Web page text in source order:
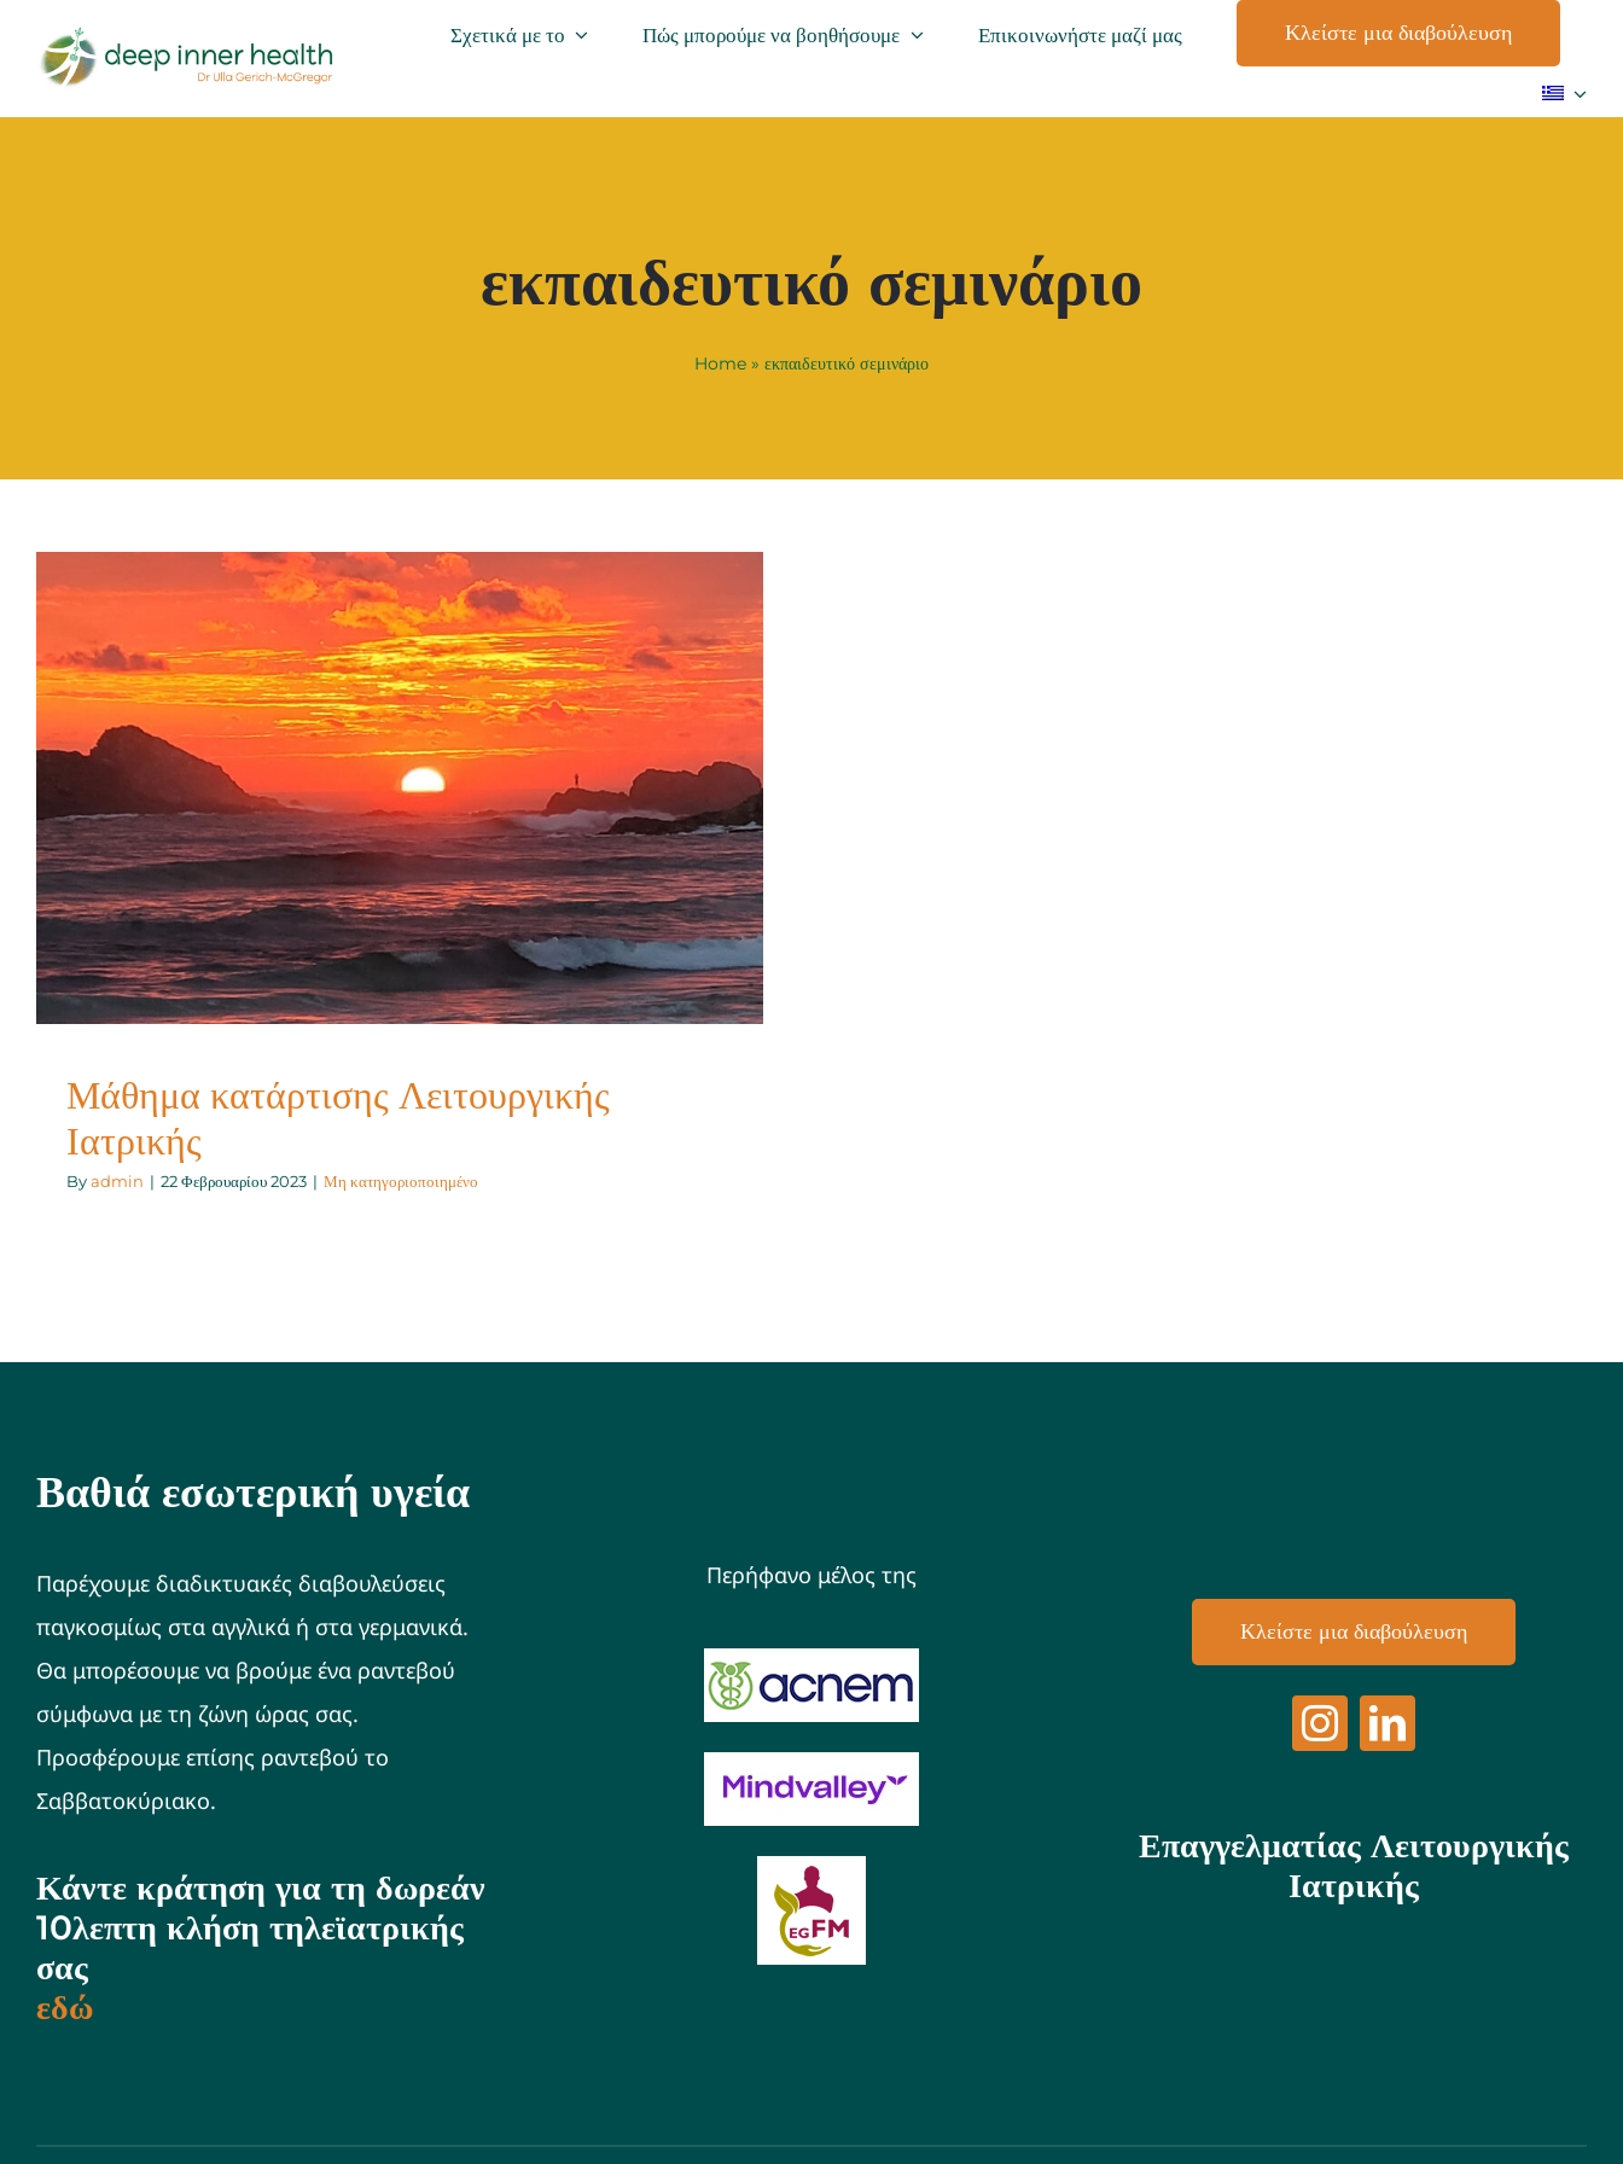
Σχετικά με το Πώς μπορούμε να βοηθήσουμε Επικοινωνήστε μαζί μας Κλείστε μια διαβούλευση
εκπαιδευτικό σεμινάριο
Home » εκπαιδευτικό σεμινάριο
Μάθημα κατάρτισης Λειτουργικής
Ιατρικής
Μη κατηγοριοποιημένο
Μάθημα κατάρτισης Λειτουργικής
Ιατρικής
Byadmin | 22 Φεβρουαρίου 2023 | Μη κατηγοριοποιημένο
Βαθιά εσωτερική υγεία
Παρέχουμε διαδικτυακές διαβουλεύσεις
παγκοσμίως στα αγγλικά ή στα γερμανικά.
Θα μπορέσουμε να βρούμε ένα ραντεβού
σύμφωνα με τη ζώνη ώρας σας.
Προσφέρουμε επίσης ραντεβού το
Σαββατοκύριακο.
Κάντε κράτηση για τη δωρεάν
10λεπτη κλήση τηλεϊατρικής
σας
εδώ
Περήφανο μέλος της
Κλείστε μια διαβούλευση
Επαγγελματίας Λειτουργικής
Ιατρικής